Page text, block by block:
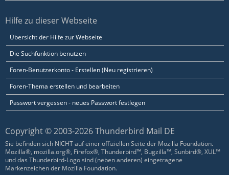
Hilfe zu dieser Webseite
Übersicht der Hilfe zur Webseite
Die Suchfunktion benutzen
Foren-Benutzerkonto - Erstellen (Neu registrieren)
Foren-Thema erstellen und bearbeiten
Passwort vergessen - neues Passwort festlegen
Copyright © 2003-2026 Thunderbird Mail DE
Sie befinden sich NICHT auf einer offiziellen Seite der Mozilla Foundation.
Mozilla®, mozilla.org®, Firefox®, Thunderbird™, Bugzilla™, Sunbird®, XUL™
und das Thunderbird-Logo sind (neben anderen) eingetragene
Markenzeichen der Mozilla Foundation.